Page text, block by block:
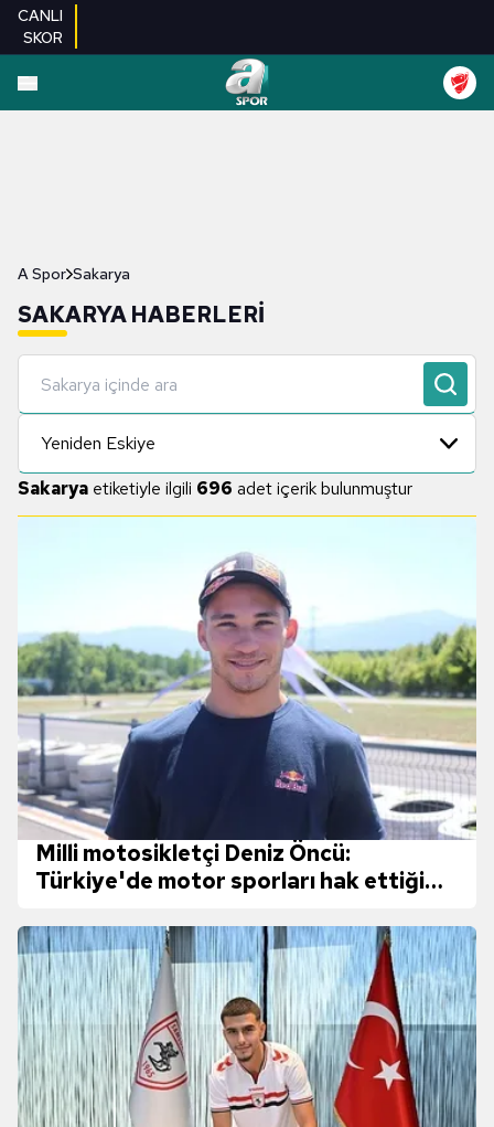
CANLI
SKOR
A Spor Sakarya
SAKARYA HABERLERI
Yeniden Eskiye
Sakarya etiketiyle ilgili 696 adet içerik bulunmuştur
Milli motosikletçi Deniz Öncü:
Türkiye'de motor sporları hak ettiği